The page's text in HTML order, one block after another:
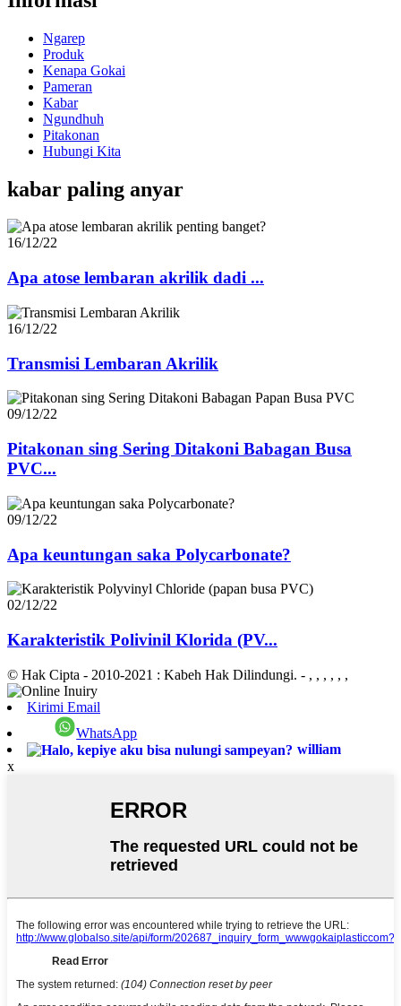
Ngarep
Produk
Kenapa Gokai
Pameran
Kabar
Ngundhuh
Pitakonan
Hubungi Kita
kabar paling anyar
16/12/22
Apa atose lembaran akrilik dadi ...
16/12/22
Transmisi Lembaran Akrilik
09/12/22
Pitakonan sing Sering Ditakoni Babagan Busa
PVC...
09/12/22
Apa keuntungan saka Polycarbonate?
02/12/22
Karakteristik Polivinil Klorida (PV...
© Hak Cipta - 2010-2021 : Kabeh Hak Dilindungi. - , , , , , ,
Kirimi Email
WhatsApp
william
x